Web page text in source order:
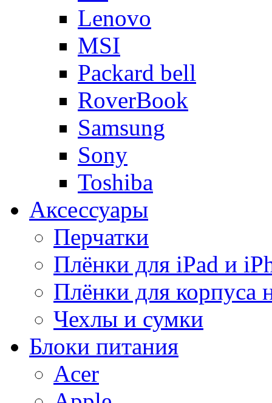
Lenovo
MSI
Packard bell
RoverBook
Samsung
Sony
Toshiba
Аксессуары
Перчатки
Плёнки для iPad и
Плёнки для корпуса
Чехлы и сумки
Блоки питания
Acer